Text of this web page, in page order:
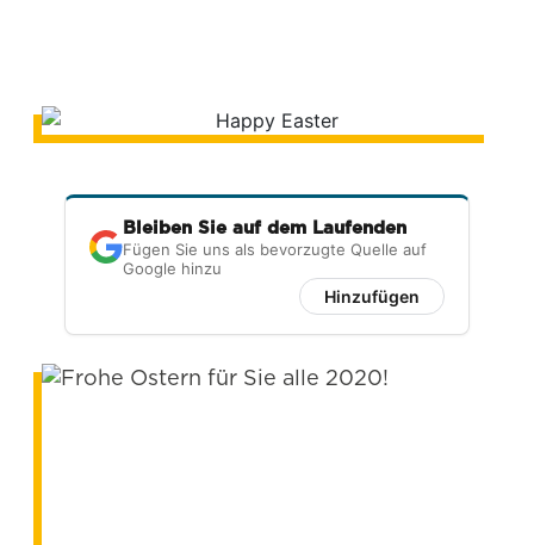
Bleiben Sie auf dem Laufenden
Fügen Sie uns als bevorzugte Quelle auf
Google hinzu
Hinzufügen